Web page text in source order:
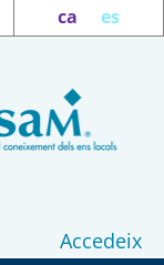
ca es
Accedeix